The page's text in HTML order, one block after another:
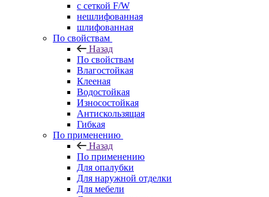
с сеткой F/W
нешлифованная
шлифованная
По свойствам
Назад
По свойствам
Влагостойкая
Клееная
Водостойкая
Износостойкая
Антискользящая
Гибкая
По применению
Назад
По применению
Для опалубки
Для наружной отделки
Для мебели